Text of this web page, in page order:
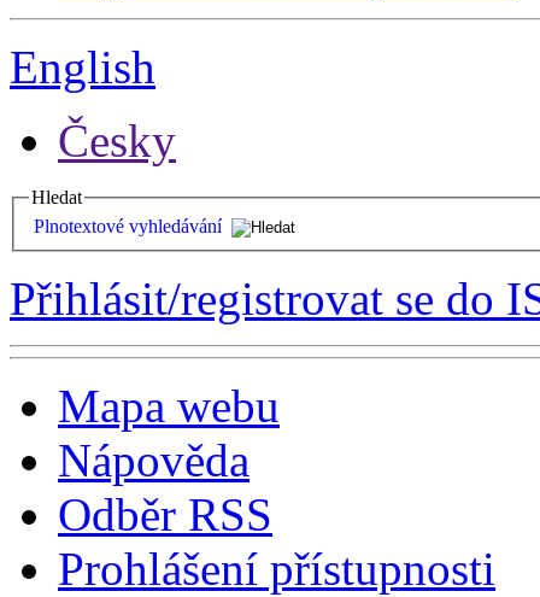
English
Česky
Hledat
Plnotextové vyhledávání
Přihlásit/registrovat se do
Mapa webu
Nápověda
Odběr RSS
Prohlášení přístupnosti